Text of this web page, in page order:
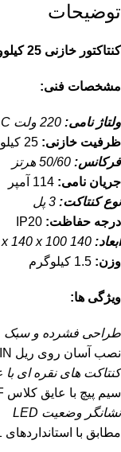
توضیحات
کنتاکتور خازنی 25 کیلووار 220 ولت AC اشنایدر
مشخصات فنی:
ولتاژ نامی:
ظرفیت خازنی:
فرکانس:
جریان نامی:
نوع کنتاکت:
درجه حفاظت:
ابعاد:
وزن:
ویژگی ها:
طراحی فشرده و سبک
نصب آسان روی ریل DIN
کنتاکت های نقره ای
سیم پیچ با عایق کلاس F
نشانگر وضعیت LED
مطابق با استانداردهای IEC 60947-4-1 و IEC 60947-5-1